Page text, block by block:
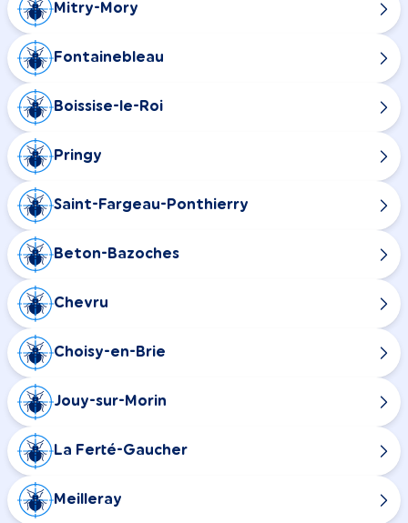
Mitry-Mory
Fontainebleau
Boissise-le-Roi
Pringy
Saint-Fargeau-Ponthierry
Beton-Bazoches
Chevru
Choisy-en-Brie
Jouy-sur-Morin
La Ferté-Gaucher
Meilleray